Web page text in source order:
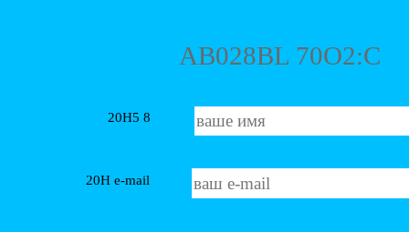
AB028BL 70O2:C
20H5 8
20H e-mail